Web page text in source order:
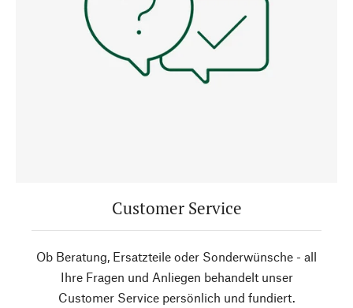
Customer Service
Ob Beratung, Ersatzteile oder Sonderwünsche - all
Ihre Fragen und Anliegen behandelt unser
Customer Service persönlich und fundiert.